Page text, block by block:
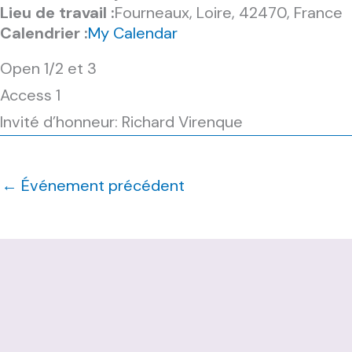
Lieu de travail :Fourneaux, Loire, 42470, France
Calendrier :My Calendar
Open 1/2 et 3
Access 1
Invité d’honneur: Richard Virenque
← Événement précédent